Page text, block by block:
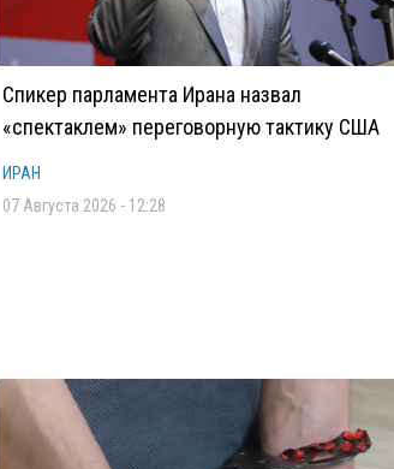
Спикер парламента Ирана назвал
«спектаклем» переговорную тактику США
ИРАН
07 Августа 2026 - 12:28